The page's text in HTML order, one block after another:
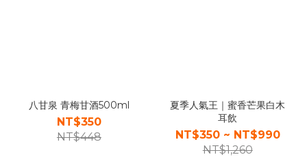
八甘泉 青梅甘酒500ml
NT$350
NT$448
夏季人氣王｜蜜香芒果白木
耳飲
NT$350 ~ NT$990
NT$1,260